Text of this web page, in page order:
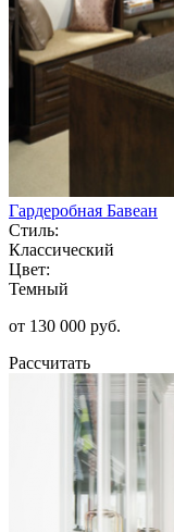
Гардеробная Бавеан
Стиль:
Классический
Цвет:
Темный
от 130 000 руб.
Рассчитать